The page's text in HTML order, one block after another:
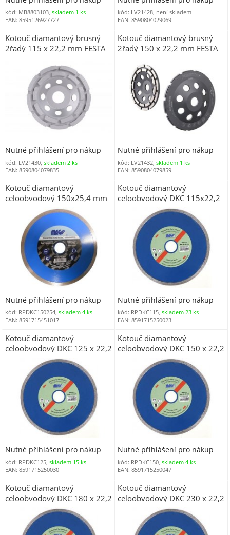
kód: MB8803103, skladem 1 ks
EAN: 8595126927727
kód: LV21428, není skladem
EAN: 8590804029069
Kotouč diamantový brusný
2řadý 115 x 22,2 mm FESTA
Nutné přihlášení pro nákup
kód: LV21430, skladem 2 ks
EAN: 8590804079835
Kotouč diamantový brusný
2řadý 150 x 22,2 mm FESTA
Nutné přihlášení pro nákup
kód: LV21432,skladem 1 ks
EAN: 8590804079859
Kotouč diamantový
celoobvodový 150x25,4 mm
Nutné přihlášení pro nákup
kód: RPDKC150254, skladem 4 ks
EAN: 8591715451017
Kotouč diamantový
celoobvodový DKC 115x22,2
Nutné přihlášení pro nákup
kód: RPDKC115,skladem 23 ks
EAN: 8591715250023
Kotouč diamantový
celoobvodový DKC 125 x 22,2
Nutné přihlášení pro nákup
kód: RPDKC125, skladem 15 ks
EAN: 8591715250030
Kotouč diamantový
celoobvodový DKC 150 x 22,2
Nutné přihlášení pro nákup
kód: RPDKC150,skladem 4 ks
EAN: 8591715250047
Kotouč diamantový
celoobvodový DKC 180 x 22,2
Kotouč diamantový
celoobvodový DKC 230 x 22,2